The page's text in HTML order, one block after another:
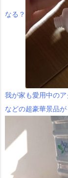
なる？
我が家も愛用中の
などの超豪華景品